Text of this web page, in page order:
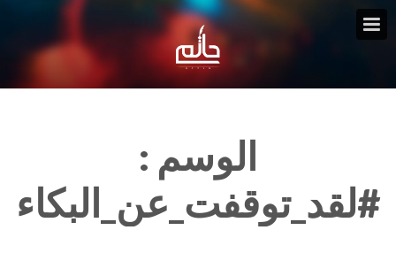
الوسم :
#لقد_توقفت_عن_البكاء